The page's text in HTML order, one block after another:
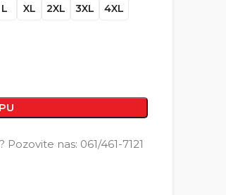
L XL 2XL 3XL
4XL
nas: 061/461-7121